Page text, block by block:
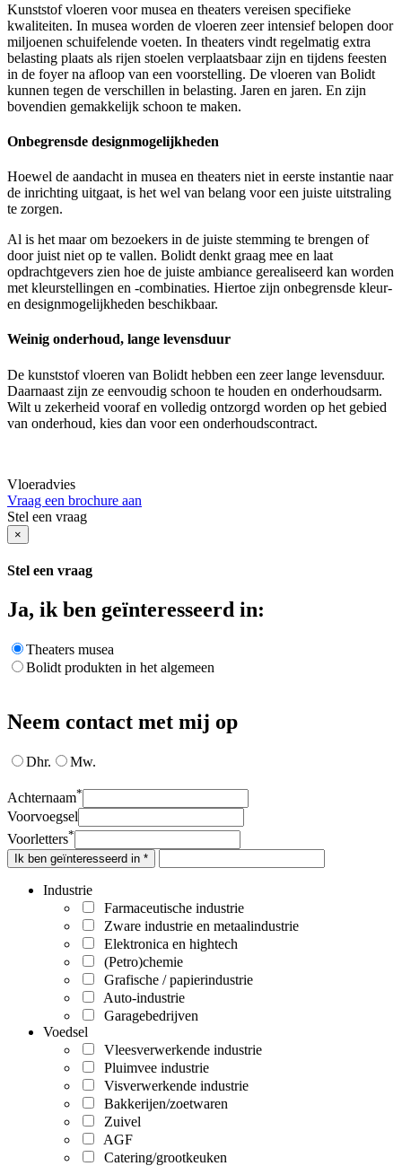
Kunststof vloeren voor musea en theaters vereisen specifieke
kwaliteiten. In musea worden de vloeren zeer intensief belopen door
miljoenen schuifelende voeten. In theaters vindt regelmatig extra
belasting plaats als rijen stoelen verplaatsbaar zijn en tijdens feesten
in de foyer na afloop van een voorstelling. De vloeren van Bolidt
kunnen tegen de verschillen in belasting. Jaren en jaren. En zijn
bovendien gemakkelijk schoon te maken.
Onbegrensde designmogelijkheden
Hoewel de aandacht in musea en theaters niet in eerste instantie naar
de inrichting uitgaat, is het wel van belang voor een juiste uitstraling
te zorgen.
Al is het maar om bezoekers in de juiste stemming te brengen of
door juist niet op te vallen. Bolidt denkt graag mee en laat
opdrachtgevers zien hoe de juiste ambiance gerealiseerd kan worden
met kleurstellingen en -combinaties. Hiertoe zijn onbegrensde kleur-
en designmogelijkheden beschikbaar.
Weinig onderhoud, lange levensduur
De kunststof vloeren van Bolidt hebben een zeer lange levensduur.
Daarnaast zijn ze eenvoudig schoon te houden en onderhoudsarm.
Wilt u zekerheid vooraf en volledig ontzorgd worden op het gebied
van onderhoud, kies dan voor een onderhoudscontract.
Vloeradvies
Vraag een brochure aan
Stel een vraag
×
Stel een vraag
Ja, ik ben geïnteresseerd in:
Theaters musea
Bolidt produkten in het algemeen
Neem contact met mij op
Dhr. Mw.
Achternaam*
Voorvoegsel
Voorletters*
Ik ben geïnteresseerd in *
Industrie
Farmaceutische industrie
Zware industrie en metaalindustrie
Elektronica en hightech
(Petro)chemie
Grafische / papierindustrie
Auto-industrie
Garagebedrijven
Voedsel
Vleesverwerkende industrie
Pluimvee industrie
Visverwerkende industrie
Bakkerijen/zoetwaren
Zuivel
AGF
Catering/grootkeuken